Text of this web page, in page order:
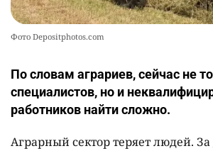
Фото Depositphotos.com
По словам аграриев, сейчас не
специалистов, но и
работников найти сложно.
Аграрный сектор теряет людей. За